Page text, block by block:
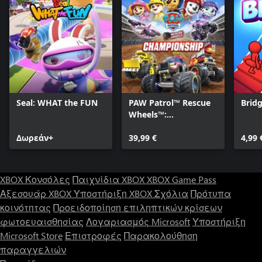
stand out!
Some outfits even change based on your gameplay.
Since performance isn't affected, why not enjoy your vacation in
style.
Courses and skins are scheduled to be continually added each
season!
Now, become a penguin and let's all head out together!
Seal: WHAT the FUN
Δωρεάν+
PAW Patrol™ Rescue
Wheels™:
39,99 €
4,99
XBOX Κονσόλες Παιχνίδια XBOXXBOX Game Pass
Αξεσουάρ XBOXΥποστήριξη XBOXΣχόλια Πρότυπα
κοινότητας Προειδοποίηση επιληπτικών κρίσεων
φωτοευαισθησίας Λογαριασμός MicrosoftΥποστήριξη
Microsoft Store Επιστροφές Παρακολούθηση
παραγγελιών